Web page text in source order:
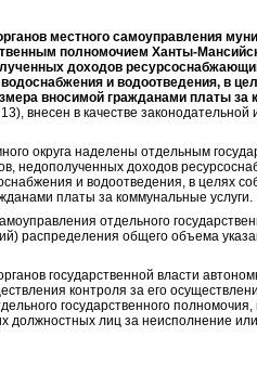
местного самоуправления
полномочием Ханты-
доходов
и водоотведения, в
вносимой гражданами платы за
внесен в качестве
округа наделены отдельным
недополученных доходов
и водоотведения, в целях
платы за коммунальные услуги.
отдельного
распределения общего объема
государственной власти
контроля за его
государственного
должностных лиц за неисполнение